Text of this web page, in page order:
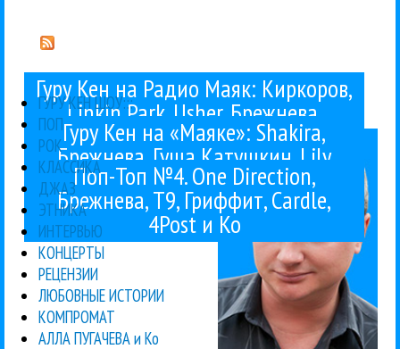
Гуру Кен на Радио Маяк: Киркоров,
Linkin Park, Usher, Брежнева,
Garbage и Ко
Гуру Кен на «Маяке»: Shakira,
Брежнева, Гуша Катушкин, Lily
Allen и Ко
Поп-Топ №4. One Direction,
Брежнева, Т9, Гриффит, Cardle,
4Post и Ко
ГУРУ КЕН ШОУ:::
ПОП
РОК
КЛАССИКА
ДЖАЗ
ЭТНИКА
ИНТЕРВЬЮ
КОНЦЕРТЫ
РЕЦЕНЗИИ
ЛЮБОВНЫЕ ИСТОРИИ
КОМПРОМАТ
АЛЛА ПУГАЧЕВА и Ко
Гуру Кен